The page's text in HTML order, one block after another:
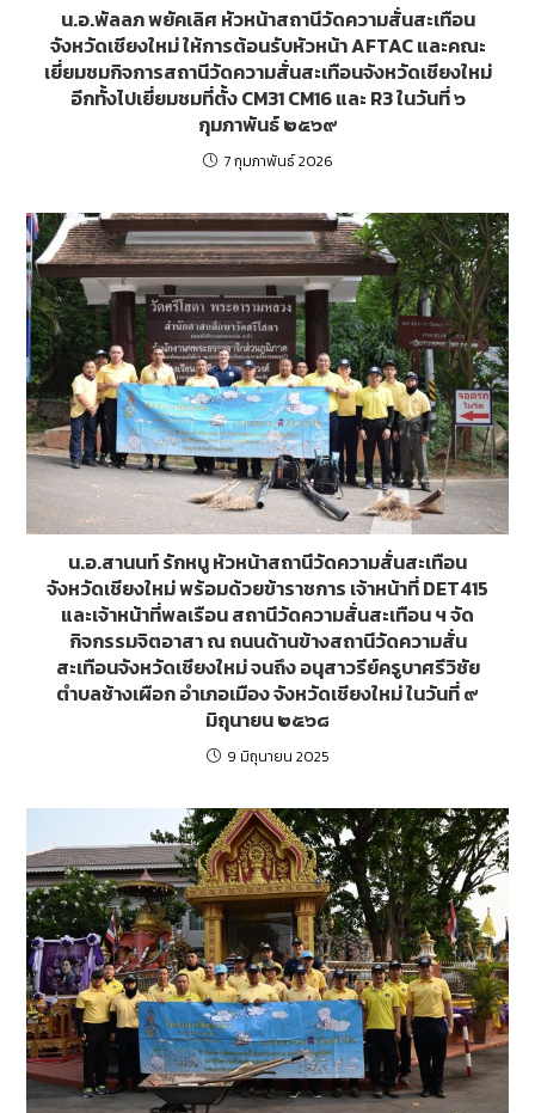
น.อ.พัลลภ พยัคเลิศ หัวหน้าสถานีวัดความสั่นสะเทือน
จังหวัดเชียงใหม่ ให้การต้อนรับหัวหน้า AFTAC และคณะ
เยี่ยมชมกิจการสถานีวัดความสั่นสะเทือนจังหวัดเชียงใหม่
อีกทั้งไปเยี่ยมชมที่ตั้ง CM31 CM16 และ R3 ในวันที่ ๖
กุมภาพันธ์ ๒๕๖๙
7 กุมภาพันธ์ 2026
น.อ.สานนท์ รักหนู หัวหน้าสถานีวัดความสั่นสะเทือน
จังหวัดเชียงใหม่ พร้อมด้วยข้าราชการ เจ้าหน้าที่ DET415
และเจ้าหน้าที่พลเรือน สถานีวัดความสั่นสะเทือน ฯ จัด
กิจกรรมจิตอาสา ณ ถนนด้านข้างสถานีวัดความสั่น
สะเทือนจังหวัดเชียงใหม่ จนถึง อนุสาวรีย์ครูบาศรีวิชัย
ตำบลช้างเผือก อำเภอเมือง จังหวัดเชียงใหม่ ในวันที่ ๙
มิถุนายน ๒๕๖๘
9 มิถุนายน 2025